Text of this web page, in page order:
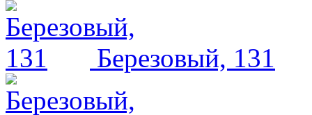
Березовый, 131